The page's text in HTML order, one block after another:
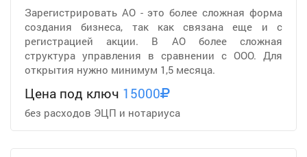
Зарегистрировать АО - это более сложная форма
создания бизнеса, так как связана еще и с
регистрацией акции. В АО более сложная
структура управления в сравнении с ООО. Для
открытия нужно минимум 1,5 месяца.
Цена под ключ 15000
без расходов ЭЦП и нотариуса